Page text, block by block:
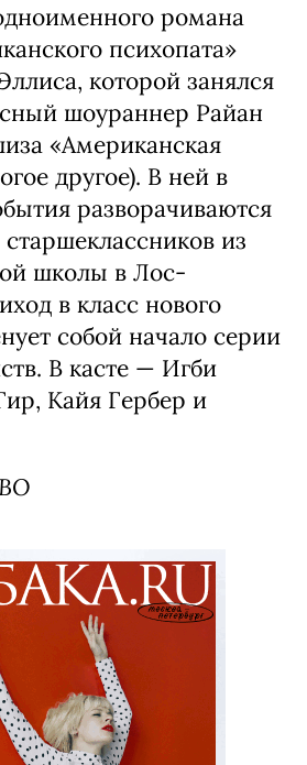
романа
психопата»
которой занялся
шоураннер Райан
«Американская
другое). В ней в
разворачиваются
из
школы в Лос-
в класс нового
собой начало серии
В касте — Игби
Кайя Гербер и